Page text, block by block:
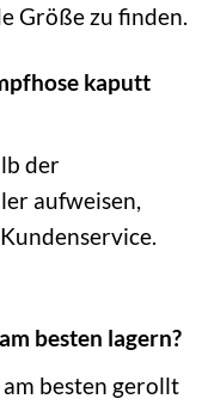
Größe zu finden.
kaputt
der
aufweisen,
besten lagern?
besten gerollt